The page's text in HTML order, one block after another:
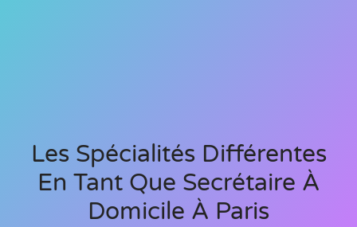
Les Spécialités Différentes
En Tant Que Secrétaire À
Domicile À Paris